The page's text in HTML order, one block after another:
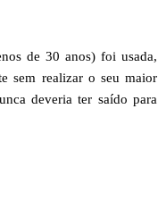
de 30 anos) foi usada,
sem realizar o seu maior
deveria ter saído para